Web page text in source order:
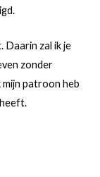
Daarin zal ik je
zonder
patroon heb